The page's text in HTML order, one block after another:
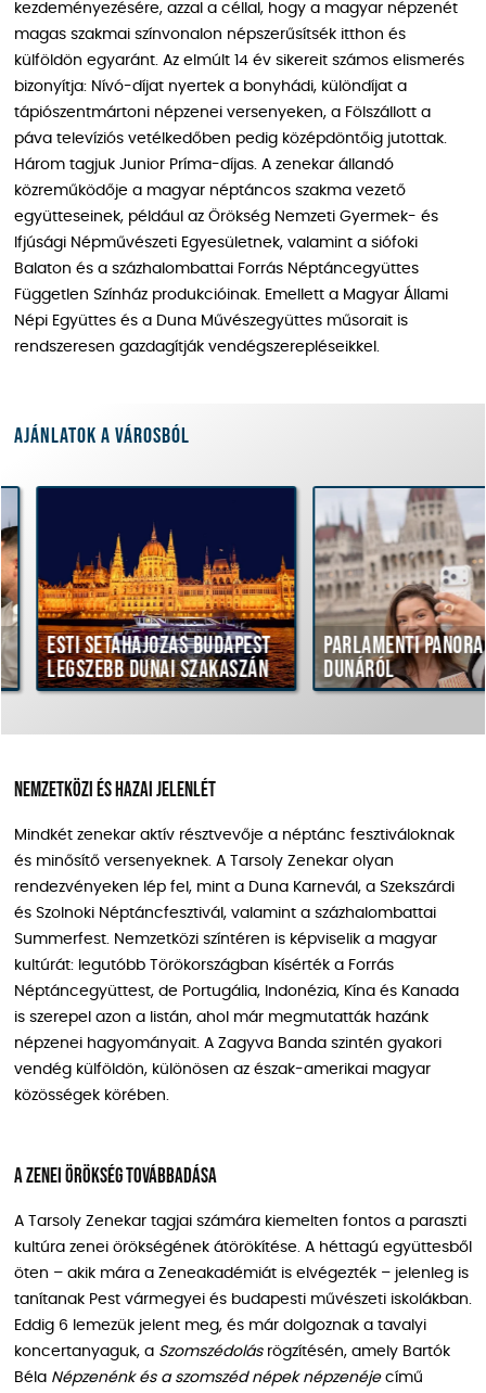
kezdeményezésére, azzal a céllal, hogy a magyar népzenét
magas szakmai színvonalon népszerűsítsék itthon és
külföldön egyaránt. Az elmúlt 14 év sikereit számos elismerés
bizonyítja: Nívó-díjat nyertek a bonyhádi, különdíjat a
tápiószentmártoni népzenei versenyeken, a Fölszállott a
páva televíziós vetélkedőben pedig középdöntőig jutottak.
Három tagjuk Junior Príma-díjas. A zenekar állandó
közreműködője a magyar néptáncos szakma vezető
együtteseinek, például az Örökség Nemzeti Gyermek- és
Ifjúsági Népművészeti Egyesületnek, valamint a siófoki
Balaton és a százhalombattai Forrás Néptáncegyüttes
Független Színház produkcióinak. Emellett a Magyar Állami
Népi Együttes és a Duna Művészegyüttes műsorait is
rendszeresen gazdagítják vendégszerepléseikkel.
Ajánlatok a városból
Esti sétahajózás Budapest
legszebb dunai szakaszán
Parlamenti
Dunáról
Nemzetközi és hazai jelenlét
Mindkét zenekar aktív résztvevője a néptánc fesztiváloknak
és minősítő versenyeknek. A Tarsoly Zenekar olyan
rendezvényeken lép fel, mint a Duna Karnevál, a Szekszárdi
és Szolnoki Néptáncfesztivál, valamint a százhalombattai
Summerfest. Nemzetközi színtéren is képviselik a magyar
kultúrát: legutóbb Törökországban kísérték a Forrás
Néptáncegyüttest, de Portugália, Indonézia, Kína és Kanada
is szerepel azon a listán, ahol már megmutatták hazánk
népzenei hagyományait. A Zagyva Banda szintén gyakori
vendég külföldön, különösen az észak-amerikai magyar
közösségek körében.
A zenei örökség továbbadása
A Tarsoly Zenekar tagjai számára kiemelten fontos a paraszti
kultúra zenei örökségének átörökítése. A héttagú együttesből
öten – akik mára a Zeneakadémiát is elvégezték – jelenleg is
tanítanak Pest vármegyei és budapesti művészeti iskolákban.
Eddig 6 lemezük jelent meg, és már dolgoznak a tavalyi
koncertanyaguk, a Szomszédolásrögzítésén, amely Bartók
Béla Népzenénk és a szomszéd népek népzenéjecímű